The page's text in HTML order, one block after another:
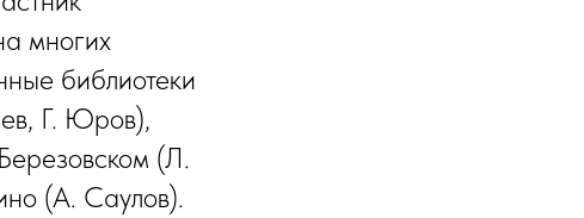
многих
библиотеки
Г. Юров),
(Л.
(А. Саулов).